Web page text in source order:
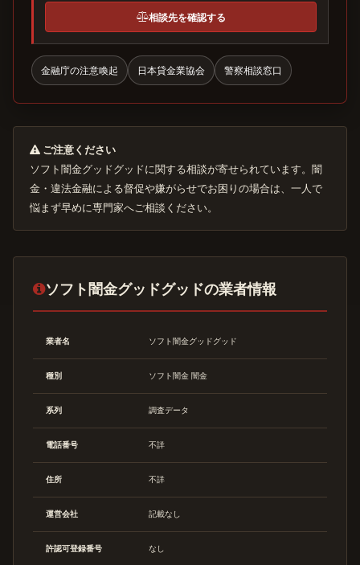
相談先を確認する
金融庁の注意喚起 日本貸金業協会 警察相談窓口
ご注意ください
ソフト闇金グッドグッドに関する相談が寄せられています。闇
金・違法金融による督促や嫌がらせでお困りの場合は、一人で
悩まず早めに専門家へご相談ください。
ソフト闇金グッドグッドの業者情報
業者名 ソフト闇金グッドグッド
種別 ソフト闇金 闇金
系列 調査データ
電話番号 不詳
住所 不詳
運営会社 記載なし
許認可登録番号 なし